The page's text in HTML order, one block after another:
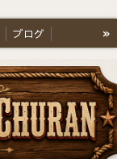
ブログ »